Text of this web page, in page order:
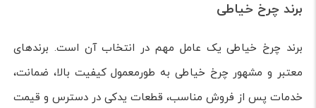
برند چرخ خیاطی
برند چرخ خیاطی یک عامل مهم در انتخاب آن است. برندهای
معتبر و مشهور چرخ خیاطی به طورمعمول کیفیت بالا، ضمانت،
خدمات پس از فروش مناسب، قطعات یدکی در دسترس و قیمت